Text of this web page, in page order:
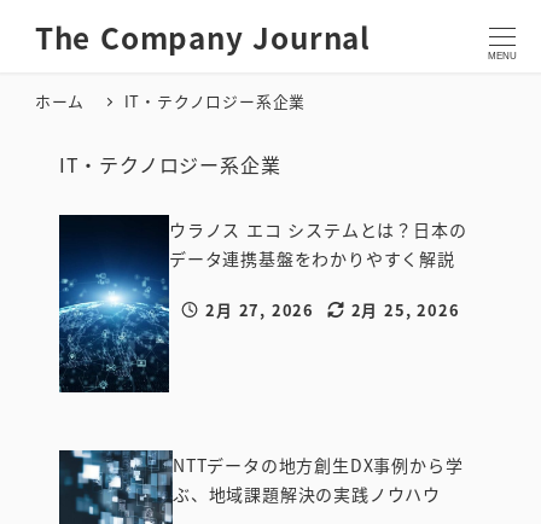
The Company Journal MENU
ホーム IT・テクノロジー系企業
IT・テクノロジー系企業
IT・テクノ
ロジー系企
業
ウラノス エコ システムとは？日本の
データ連携基盤をわかりやすく解説
投稿日
2月 27, 2026
更新日
2月 25, 2026
NTTデータの地方創生DX事例から学
ぶ、地域課題解決の実践ノウハウ